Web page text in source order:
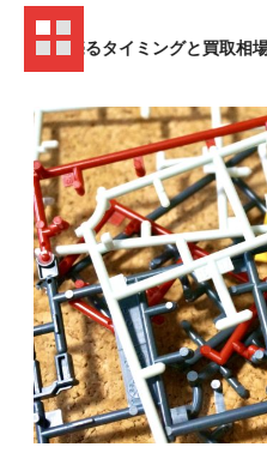
を売るタイミングと買取相場が